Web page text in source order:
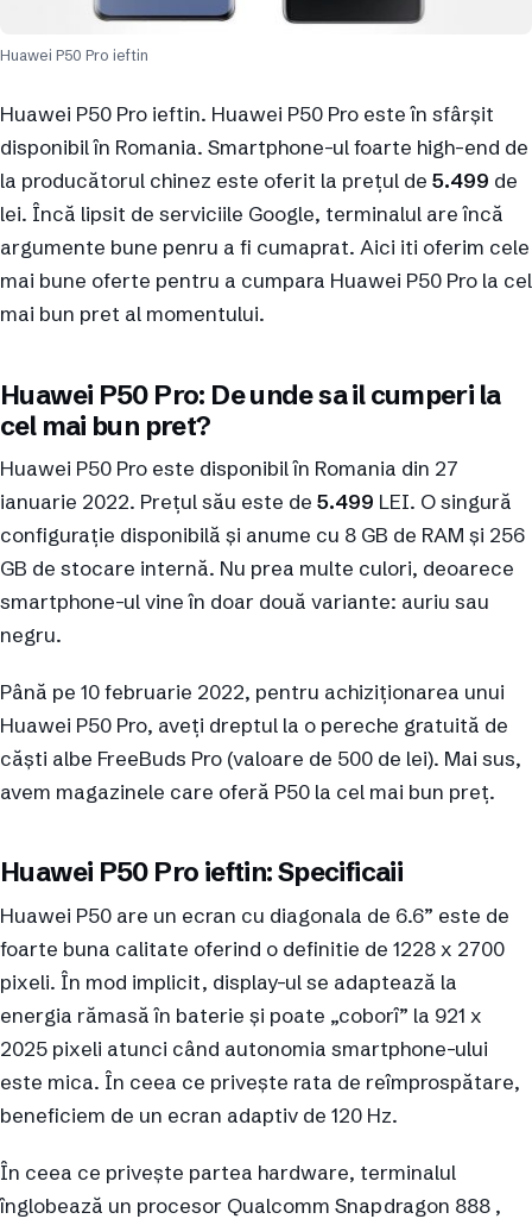
Huawei P50 Pro ieftin
Huawei P50 Pro ieftin. Huawei P50 Pro este în sfârșit
disponibil în Romania. Smartphone-ul foarte high-end de
la producătorul chinez este oferit la prețul de 5.499 de
lei. Încă lipsit de serviciile Google, terminalul are încă
argumente bune penru a fi cumaprat. Aici iti oferim cele
mai bune oferte pentru a cumpara Huawei P50 Pro la cel
mai bun pret al momentului.
Huawei P50 Pro: De unde sa il cumperi la
cel mai bun pret?
Huawei P50 Pro este disponibil în Romania din 27
ianuarie 2022. Prețul său este de 5.499 LEI. O singură
configurație disponibilă și anume cu 8 GB de RAM și 256
GB de stocare internă. Nu prea multe culori, deoarece
smartphone-ul vine în doar două variante: auriu sau
negru.
Până pe 10 februarie 2022, pentru achiziționarea unui
Huawei P50 Pro, aveți dreptul la o pereche gratuită de
căști albe FreeBuds Pro (valoare de 500 de lei). Mai sus,
avem magazinele care oferă P50 la cel mai bun preț.
Huawei P50 Pro ieftin: Specificaii
Huawei P50 are un ecran cu diagonala de 6.6” este de
foarte buna calitate oferind o definitie de 1228 x 2700
pixeli. În mod implicit, display-ul se adaptează la
energia rămasă în baterie și poate „coborî” la 921 x
2025 pixeli atunci când autonomia smartphone-ului
este mica. În ceea ce privește rata de reîmprospătare,
beneficiem de un ecran adaptiv de 120 Hz.
În ceea ce privește partea hardware, terminalul
înglobează un procesor Qualcomm Snapdragon 888 ,